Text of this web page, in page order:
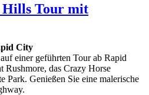
Tour mit
City
einer geführten Tour ab Rapid
Rushmore, das Crazy Horse
Park. Genießen Sie eine malerische